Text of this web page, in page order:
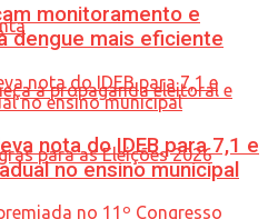
monitoramento e
dengue mais eficiente
nota do IDEB para 7,1 e
no ensino municipal